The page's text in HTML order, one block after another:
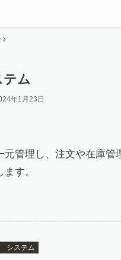
テム
年1月23日
元管理し、注文や在庫管
す。
システム